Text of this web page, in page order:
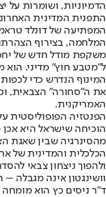
הדמיוניות, ושומרות על
התפנית המדינית האחרונ
המפתיעה של דונלד
המלחמה, בצירוף
משקפת מודל חדש של
ל"מטבע חוץ" מדיני.
המינוף הנדרש כדי
את ה"סחורה" הצבאית,
האמריקנית.
הפנטזיה הפופוליסטית
הוכיחה שישראל היא
מהסינרגיה שבין שאגת
הכלכלית והמדינית של
ולהפוך ניצחון צבאי
וושינגטון אינה מגבלה
ד"ר ניסים כץ הוא